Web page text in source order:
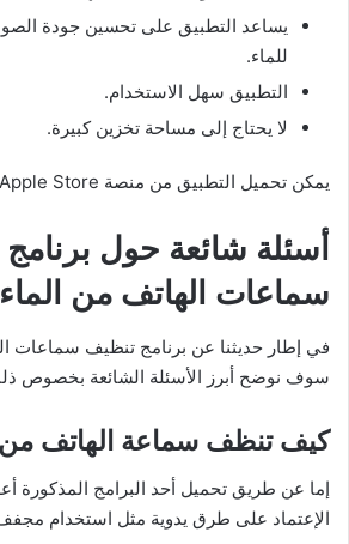
يساعد التطبيق على تحسين جودة
للماء.
التطبيق سهل الاستخدام.
لا يحتاج إلى مساحة تخزين كبيرة.
يمكن تحميل التطبيق من منصة Apple Store
أسئلة شائعة حول
سماعات الهاتف من الماء
في إطار حديثنا عن برنامج تنظيف سماعات
سوف نوضح أبرز الأسئلة الشائعة بخصوص
كيف تنظف سماعة الهاتف من
إما عن طريق تحميل أحد البرامج المذكورة
الإعتماد على طرق يدوية مثل استخدام